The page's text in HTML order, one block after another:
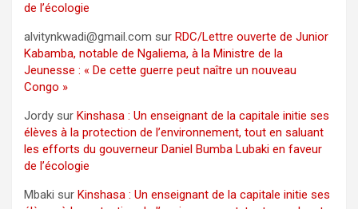
de l’écologie
alvitynkwadi@gmail.com sur RDC/Lettre ouverte de Junior
Kabamba, notable de Ngaliema, à la Ministre de la
Jeunesse : « De cette guerre peut naître un nouveau
Congo »
Jordy sur Kinshasa : Un enseignant de la capitale initie ses
élèves à la protection de l’environnement, tout en saluant
les efforts du gouverneur Daniel Bumba Lubaki en faveur
de l’écologie
Mbaki sur Kinshasa : Un enseignant de la capitale initie ses